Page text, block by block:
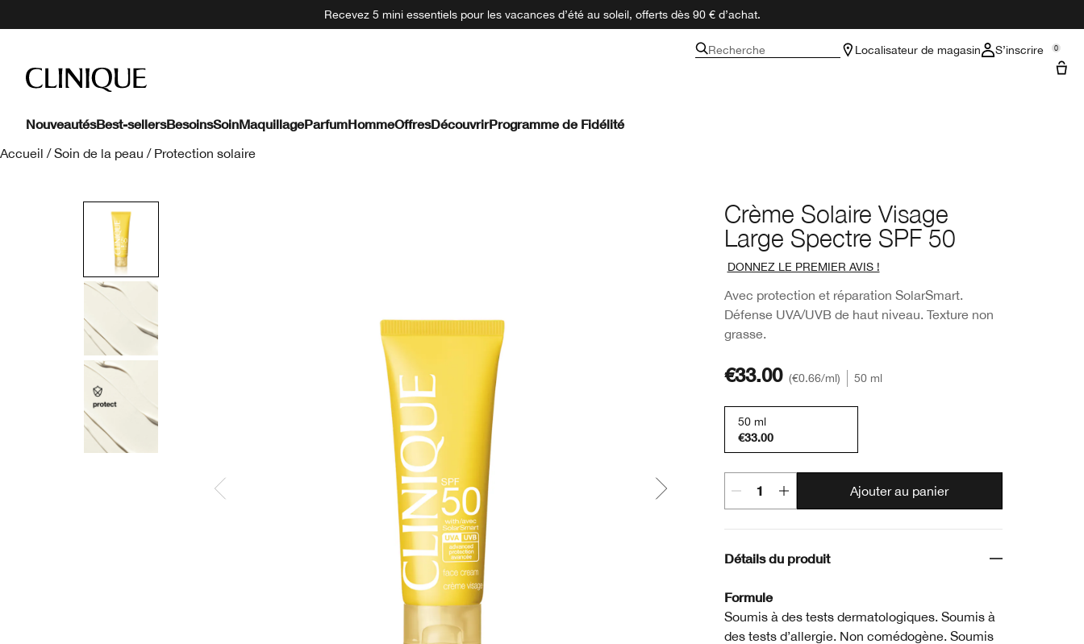
Recevez 5 mini essentiels pour les vacances d’été au soleil, offerts dès 90 € d’achat.
Recherche Localisateur de magasin S’inscrire 0
NouveautésBest-sellersBesoinsSoinMaquillageParfumHommeOffresDécouvrirProgramme de Fidélité
Accueil / Soin de la peau / Protection solaire
Crème Solaire Visage
Large Spectre SPF 50
DONNEZ LE PREMIER AVIS !
Avec protection et réparation SolarSmart.
Défense UVA/UVB de haut niveau. Texture non
grasse.
€33.00 €0.66/ml 50 ml
50 ml
€33.00
Ajouter au panier
Détails du produit
Formule
Soumis à des tests dermatologiques. Soumis à
des tests d’allergie. Non comédogène. Soumis